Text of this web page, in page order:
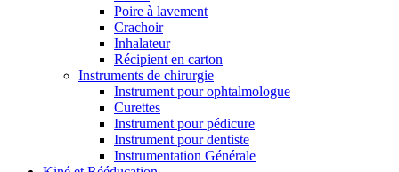
Poire à lavement
Crachoir
Inhalateur
Récipient en carton
Instruments de chirurgie
Instrument pour ophtalmologue
Curettes
Instrument pour pédicure
Instrument pour dentiste
Instrumentation Générale